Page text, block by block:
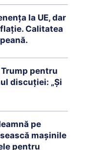
la UE, dar
Calitatea
pentru
discuției: „Și
pe
mașinile
pentru